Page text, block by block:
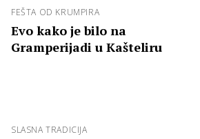
FEŠTA OD KRUMPIRA
Evo kako je bilo na
Gramperijadi u Kašteliru
SLASNA TRADICIJA